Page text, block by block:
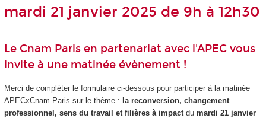
mardi 21 janvier 2025 de 9h à 12h30
Le Cnam Paris en partenariat avec l'APEC vous
invite à une matinée évènement !
Merci de compléter le formulaire ci-dessous pour participer à la matinée
APECxCnam Paris sur le thème : la reconversion, changement
professionnel, sens du travail et filières à impactdu mardi 21 janvier